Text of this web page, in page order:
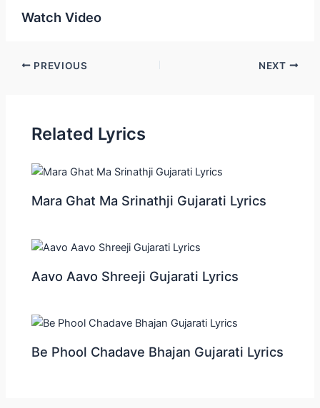
Watch Video
Post
PREVIOUS NEXT
Related Lyrics
Mara Ghat Ma Srinathji Gujarati Lyrics
Aavo Aavo Shreeji Gujarati Lyrics
Be Phool Chadave Bhajan Gujarati Lyrics